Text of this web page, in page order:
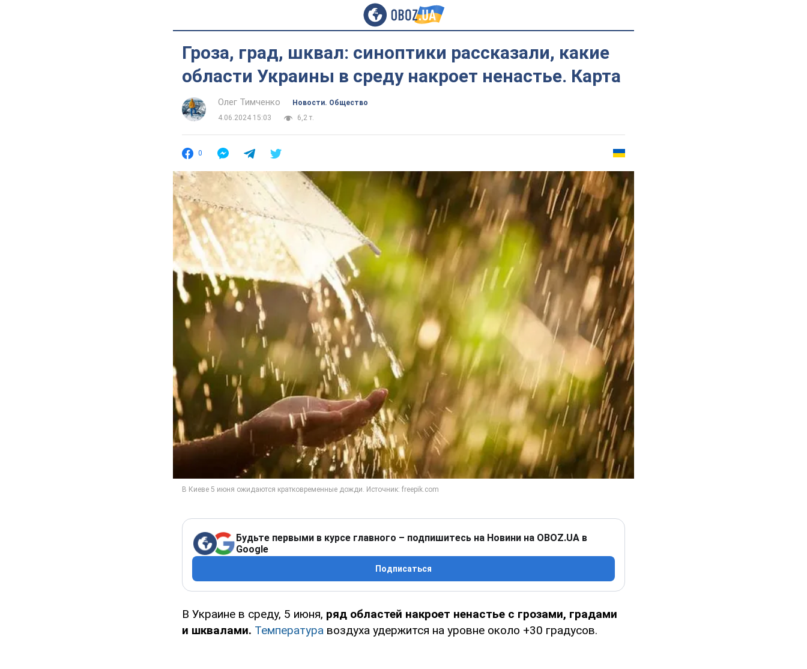
Гроза, град, шквал: синоптики рассказали, какие
области Украины в среду накроет ненастье. Карта
Олег Тимченко
Новости. Общество
4.06.2024 15:03
6,2 т.
0
Будьте первыми в курсе главного – подпишитесь на Новини на OBOZ.UA в
Google
Подписаться
В Украине в среду, 5 июня, ряд областей накроет ненастье с грозами, градами
и шквалами. Температура воздуха удержится на уровне около +30 градусов.